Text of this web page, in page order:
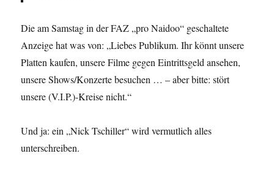
Die am Samstag in der FAZ „pro Naidoo“ geschaltete
Anzeige hat was von: „Liebes Publikum. Ihr könnt unsere
Platten kaufen, unsere Filme gegen Eintrittsgeld ansehen,
unsere Shows/Konzerte besuchen … – aber bitte: stört
unsere (V.I.P.)-Kreise nicht.“
Und ja: ein „Nick Tschiller“ wird vermutlich alles
unterschreiben.